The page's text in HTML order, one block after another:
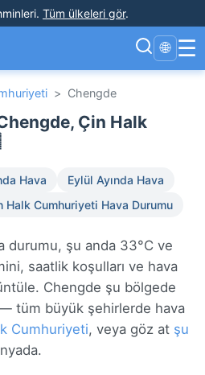
. Tüm ülkeleri gör.
🌐 ☰
> Chengde
Çin Halk
Hava
Eylül Ayında Hava
Halk Cumhuriyeti Hava Durumu
durumu, şu anda 33°C ve
saatlik koşulları ve hava
Chengde şu bölgede
tüm büyük şehirlerde hava
Cumhuriyeti, veya göz at şu